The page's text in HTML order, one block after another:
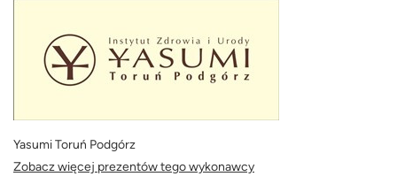
Yasumi Toruń Podgórz
Zobacz więcej prezentów tego wykonawcy